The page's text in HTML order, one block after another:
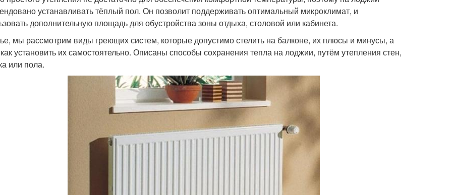
устанавливать тёплый пол. Он позволит поддерживать оптимальный микроклимат, и
дополнительную площадь для обустройства зоны отдыха, столовой или кабинета.
мы рассмотрим виды греющих систем, которые допустимо стелить на балконе, их плюсы и минусы, а
установить их самостоятельно. Описаны способы сохранения тепла на лоджии, путём утепления стен,
или пола.